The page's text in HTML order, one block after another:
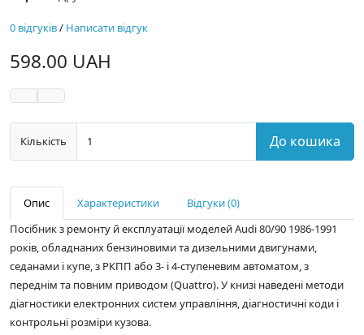
0 відгуків/ Написати відгук
598.00 UAH
Кількість До кошика
Опис Характеристики
Відгуки (0)
Посібник з ремонту й експлуатації моделей Audi 80/90 1986-1991
років, обладнаних бензиновими та дизельними двигунами,
седанами і купе, з РКПП або 3- і 4-ступеневим автоматом, з
переднім та повним приводом (Quattro). У книзі наведені методи
діагностики електронних систем управління, діагностичні коди і
контрольні розміри кузова.